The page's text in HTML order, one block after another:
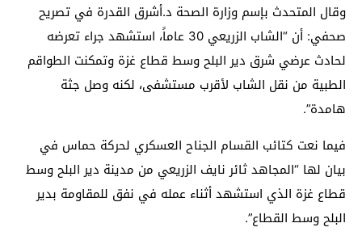
وقال المتحدث بإسم وزارة الصحة د.أشرق القدرة في تصريح
صحفي: أن “الشاب الزريعي 30 عاماً، استشهد جراء تعرضه
لحادث عرضي شرق دير البلح وسط قطاع غزة وتمكنت الطواقم
الطبية من نقل الشاب لأقرب مستشفى، لكنه وصل جثة
هامدة”.
فيما نعت كتائب القسام الجناح العسكري لحركة حماس في
بيان لها “المجاهد ثائر نايف الزريعي من مدينة دير البلح وسط
قطاع غزة الذي استشهد أثناء عمله في نفق للمقاومة بدير
البلح وسط القطاع”.